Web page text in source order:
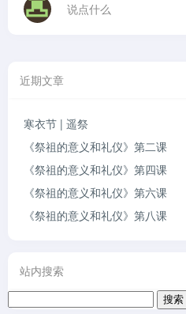
说点什么
近期文章
寒衣节 | 遥祭
《祭祖的意义和礼仪》第二课
《祭祖的意义和礼仪》第四课
《祭祖的意义和礼仪》第六课
《祭祖的意义和礼仪》第八课
站内搜索
搜